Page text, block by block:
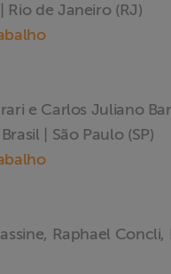
Rio de Janeiro (RJ)
e Carlos Juliano
| São Paulo (SP)
Raphael